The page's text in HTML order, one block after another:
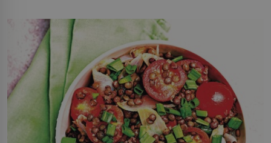
by pokoj miminka měl působit především klidně a útulně.
Předškolní věk je